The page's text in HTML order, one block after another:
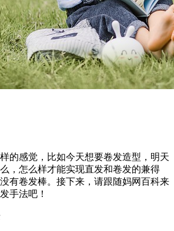
的感觉，比如今天想要卷发造型，明天
，怎么样才能实现直发和卷发的兼得
有卷发棒。接下来，请跟随妈网百科来
手法吧！